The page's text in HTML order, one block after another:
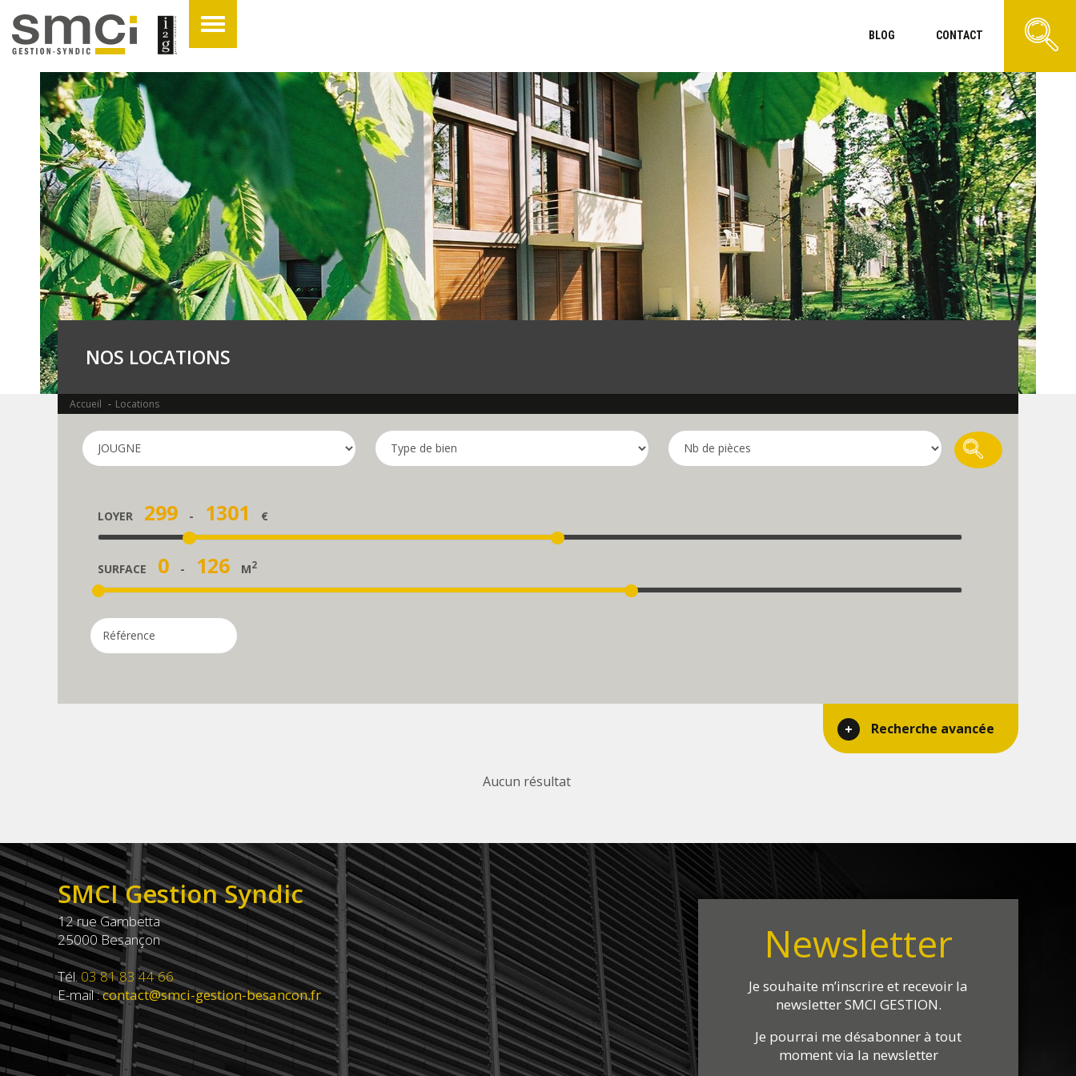
BLOG CONTACT
NOS LOCATIONS
Accueil Locations
LOYER 299 - 1301 €
SURFACE 0 - 126 M2
Recherche avancée
Aucun résultat
SMCI Gestion Syndic
12 rue Gambetta
25000 Besançon
Tél. 03 81 83 44 66
E-mail :contact@smci-gestion-besancon.fr
Newsletter
Je souhaite m’inscrire et recevoir la
newsletter SMCI GESTION.
Je pourrai me désabonner à tout
moment via la newsletter